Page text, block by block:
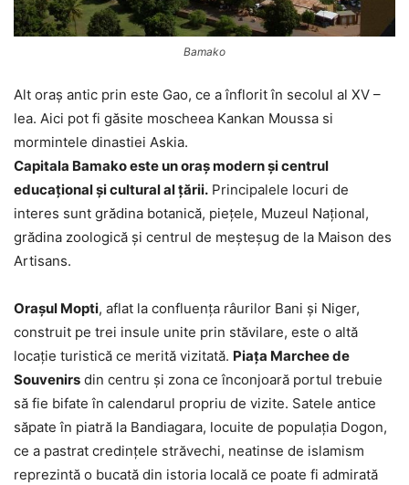
Bamako
Alt oraș antic prin este Gao, ce a înflorit în secolul al XV –
lea. Aici pot fi găsite moscheea Kankan Moussa si
mormintele dinastiei Askia.
Capitala Bamako este un oraș modern și centrul
educațional și cultural al țării. Principalele locuri de
interes sunt grădina botanică, piețele, Muzeul Național,
grădina zoologică și centrul de meșteșug de la Maison des
Artisans.
Orașul Mopti, aflat la confluența râurilor Bani și Niger,
construit pe trei insule unite prin stăvilare, este o altă
locație turistică ce merită vizitată. Piața Marchee de
Souvenirs din centru și zona ce înconjoară portul trebuie
să fie bifate în calendarul propriu de vizite. Satele antice
săpate în piatră la Bandiagara, locuite de populația Dogon,
ce a pastrat credințele străvechi, neatinse de islamism
reprezintă o bucată din istoria locală ce poate fi admirată